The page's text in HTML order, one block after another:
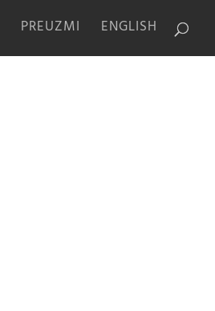
PREUZMI ENGLISH